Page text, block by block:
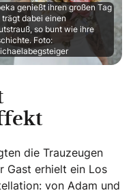
genießt ihren großen Tag
trägt dabei einen
so bunt wie ihre
Foto:
die Trauzeugen
Gast erhielt ein Los
von Adam und